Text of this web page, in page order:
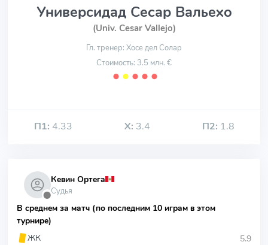
Универсидад Сесар Вальехо
(Univ. Cesar Vallejo)
Гл. тренер: Хосе дел Солар
Стоимость: 3.5 млн. €
⬤ ⬤ ⬤ ⬤ ⬤
П1: 4.33 Х: 3.4 П2: 1.8
⬤
Кевин Ортега
Судья
В среднем за матч (по последним 10 играм в этом
турнире)
ЖК
5.9